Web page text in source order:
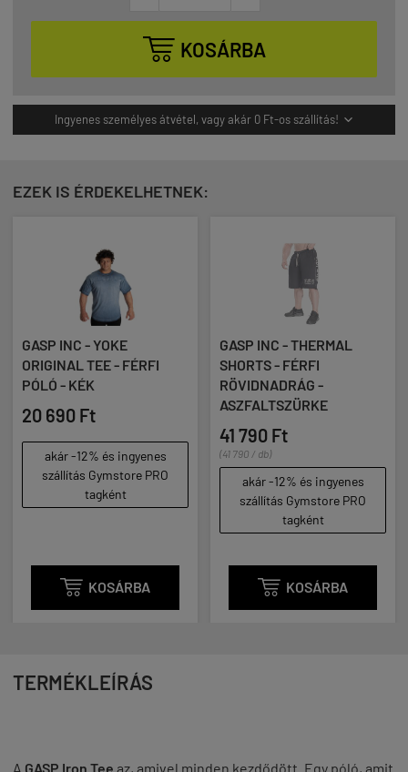
 KOSÁRBA
Ingyenes személyes átvétel, vagy akár 0 Ft-os szállítás! 
EZEK IS ÉRDEKELHETNEK:
GASP INC - YOKE
ORIGINAL TEE - FÉRFI
PÓLÓ - KÉK
20 690 Ft
akár -12% és ingyenes
szállítás Gymstore PRO
tagként
 KOSÁRBA
GASP INC - THERMAL
SHORTS - FÉRFI
RÖVIDNADRÁG -
ASZFALTSZÜRKE
41 790 Ft
(41 790 / db)
akár -12% és ingyenes
szállítás Gymstore PRO
tagként
 KOSÁRBA
TERMÉKLEÍRÁS
A GASP Iron Tee az, amivel minden kezdődött. Egy póló, amit